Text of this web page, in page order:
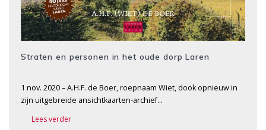
Straten en personen in het oude dorp Laren
1 nov. 2020 – A.H.F. de Boer, roepnaam Wiet, dook opnieuw in
zijn uitgebreide ansichtkaarten-archief…
Lees verder